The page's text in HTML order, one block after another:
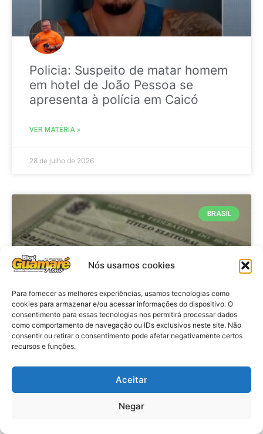
Nós usamos cookies
Para fornecer as melhores experiências, usamos tecnologias como
cookies para armazenar e/ou acessar informações do dispositivo. O
consentimento para essas tecnologias nos permitirá processar dados
como comportamento de navegação ou IDs exclusivos neste site. Não
consentir ou retirar o consentimento pode afetar negativamente certos
recursos e funções.
Aceitar
Negar
Policia: Suspeito de matar homem
em hotel de João Pessoa se
apresenta à polícia em Caicó
VER MATÉRIA »
28 de julho de 2026
BRASIL
Brasil: Policia Federal investiga
antes das eleições